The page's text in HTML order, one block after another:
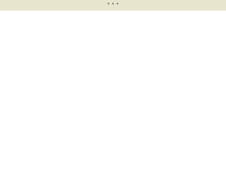
* * *